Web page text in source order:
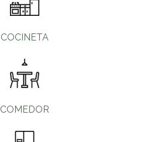
COCINETA
COMEDOR